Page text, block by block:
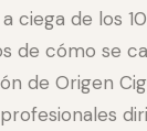
ciega de los
de cómo se
de Origen